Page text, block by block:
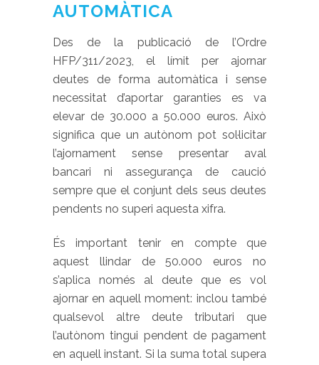
AUTOMÀTICA
Des de la publicació de l’Ordre
HFP/311/2023, el límit per ajornar
deutes de forma automàtica i sense
necessitat d’aportar garanties es va
elevar de 30.000 a 50.000 euros. Això
significa que un autònom pot sol·licitar
l’ajornament sense presentar aval
bancari ni assegurança de caució
sempre que el conjunt dels seus deutes
pendents no superi aquesta xifra.
És important tenir en compte que
aquest llindar de 50.000 euros no
s’aplica només al deute que es vol
ajornar en aquell moment: inclou també
qualsevol altre deute tributari que
l’autònom tingui pendent de pagament
en aquell instant. Si la suma total supera